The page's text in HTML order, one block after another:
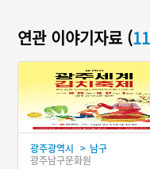
연관 이야기자료 (11
광주광역시 > 남구
광주남구문화원